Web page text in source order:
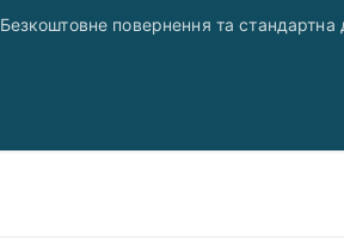
Безкоштовне повернення та